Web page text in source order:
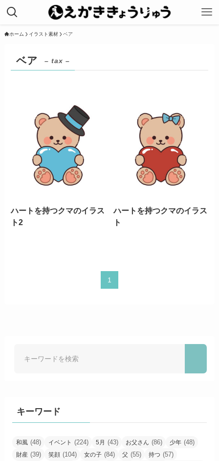
ホーム イラスト素材 ベア
ベア – tax –
ハートを持つクマのイラス
ト2
ハートを持つクマのイラス
ト
1
キーワード
和風 (48) イベント (224) 5月 (43) お父さん (86) 少年 (48)
財産 (39) 笑顔 (104) 女の子 (84) 父 (55) 持つ (57)